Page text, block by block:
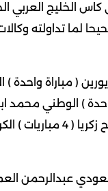
كاس الخليج العربي
14» بمملكة البحرين
نالها من الحكم السعودي